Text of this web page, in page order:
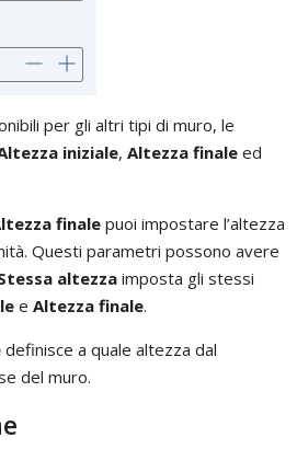
per gli altri tipi di muro, le
iniziale, Altezza finale ed
finale puoi impostare l’altezza
Questi parametri possono avere
altezza imposta gli stessi
e Altezza finale.
definisce a quale altezza dal
del muro.